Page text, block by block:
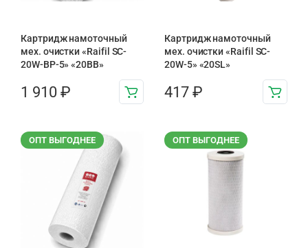
Картридж намоточный
мех. очистки «Raifil SC-
20W-BP-5» «20BB»
1 910 ₽
Картридж намоточный
мех. очистки «Raifil SC-
20W-5» «20SL»
417 ₽
ОПТ ВЫГОДНЕЕ ОПТ ВЫГОДНЕЕ